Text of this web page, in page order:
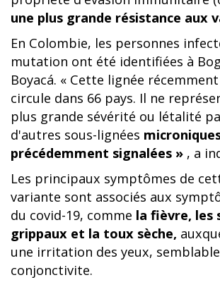
une plus grande résistance aux
En Colombie, les personnes
mutation ont été identifiées à
Boyacá. « Cette lignée
circule dans 66 pays. Il ne
plus grande sévérité ou létalité
d'autres sous-lignées
précédemment signalées » , a
Les principaux symptômes de
variante sont associés aux
du covid-19, comme la fièvre, les
grippaux et la toux sèche,
une irritation des yeux,
conjonctivite.